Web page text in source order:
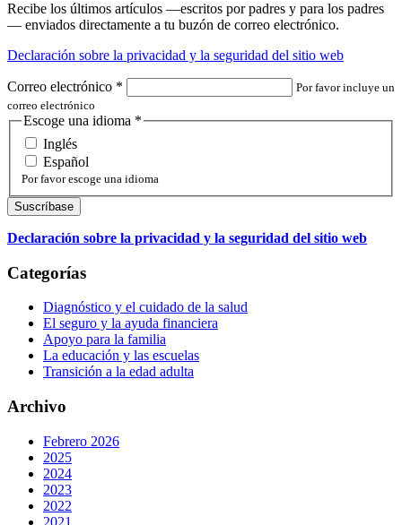
Recibe los últimos artículos —escritos por padres y para los padres
— enviados directamente a tu buzón de correo electrónico.
Declaración sobre la privacidad y la seguridad del sitio web
Correo electrónico *
Por favor incluye un
correo electrónico
Escoge una idioma *
Inglés
Español
Por favor escoge una idioma
Declaración sobre la privacidad y la seguridad del sitio web
Categorías
Diagnóstico y el cuidado de la salud
El seguro y la ayuda financiera
Apoyo para la familia
La educación y las escuelas
Transición a la edad adulta
Archivo
Febrero 2026
2025
2024
2023
2022
2021